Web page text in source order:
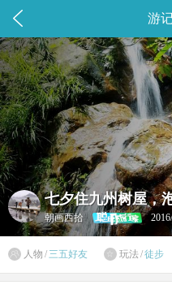
 游
七夕住九州树屋，
朝画西拾
 人物 / 三五好友  玩法 /徒步